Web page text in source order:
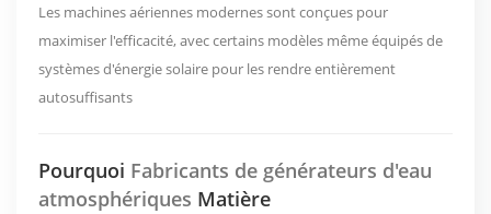
Les machines aériennes modernes sont conçues pour
maximiser l'efficacité, avec certains modèles même équipés de
systèmes d'énergie solaire pour les rendre entièrement
autosuffisants
Pourquoi Fabricants de générateurs d'eau
atmosphériques Matière